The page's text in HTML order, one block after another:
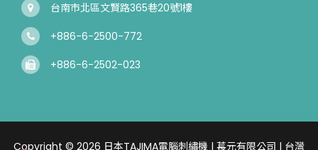
台南市北區文賢路365巷20號1樓
+886-6-2500-772
+886-6-2502-023
Copyright © 2026 日本TAJIMA電腦刺繡機 | 萇元有限公司 | 台灣